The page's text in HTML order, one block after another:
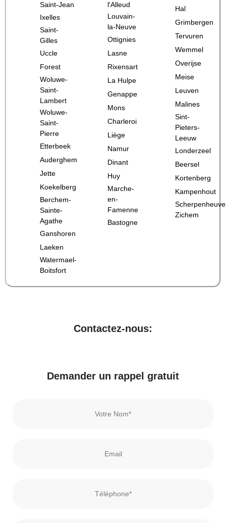
Saint-Jean
Ixelles
Saint-
Gilles
Uccle
Forest
Woluwe-
Saint-
Lambert
Woluwe-
Saint-
Pierre
Etterbeek
Auderghem
Jette
Koekelberg
Berchem-
Sainte-
Agathe
Ganshoren
Laeken
Watermael-
Boitsfort
l'Alleud
Louvain-
la-Neuve
Ottignies
Lasne
Rixensart
La Hulpe
Genappe
Mons
Charleroi
Liège
Namur
Dinant
Huy
Marche-
en-
Famenne
Bastogne
Hal
Grimbergen
Tervuren
Wemmel
Overijse
Meise
Leuven
Malines
Sint-
Pieters-
Leeuw
Londerzeel
Beersel
Kortenberg
Kampenhout
Zichem
Contactez-nous:
Demander un rappel gratuit